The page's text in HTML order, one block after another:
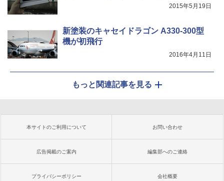
2015年5月19日
新塗装のキャセイドラゴン A330-300型
機が初飛行
2016年4月11日
もっと関連記事を見る
本サイトのご利用について お問い合わせ
広告掲載のご案内 編集部へのご連絡
プライバシーポリシー 会社概要